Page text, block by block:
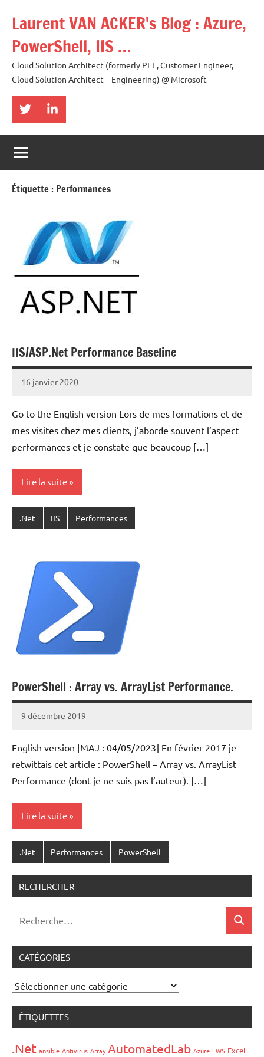
contenu
Laurent VAN ACKER's Blog : Azure,
PowerShell, IIS …
Cloud Solution Architect (formerly PFE, Customer Engineer,
Cloud Solution Architect – Engineering) @ Microsoft
TwitterLinkedIn
Étiquette : Performances
IIS/ASP.Net Performance Baseline
16 janvier 2020
Laurent
ACKER
Go to the English version Lors de mes formations et de
mes visites chez mes clients, j’aborde souvent l’aspect
performances et je constate que beaucoup […]
Lire la suite
.Net IIS Performances
PowerShell : Array vs. ArrayList Performance.
9 décembre 2019
Laurent
ACKER
English version [MAJ : 04/05/2023] En février 2017 je
retwittais cet article : PowerShell – Array vs. ArrayList
Performance (dont je ne suis pas l’auteur). […]
Lire la suite
.Net Performances PowerShell
RECHERCHER
:
CATÉGORIES
Catégories
ÉTIQUETTES
.Net ansible Antivirus Array AutomatedLab Azure EWS Excel